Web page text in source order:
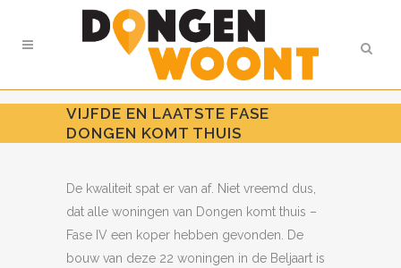
VIJFDE EN LAATSTE FASE
DONGEN KOMT THUIS
De kwaliteit spat er van af. Niet vreemd dus,
dat alle woningen van Dongen komt thuis –
Fase IV een koper hebben gevonden. De
bouw van deze 22 woningen in de Beljaart is